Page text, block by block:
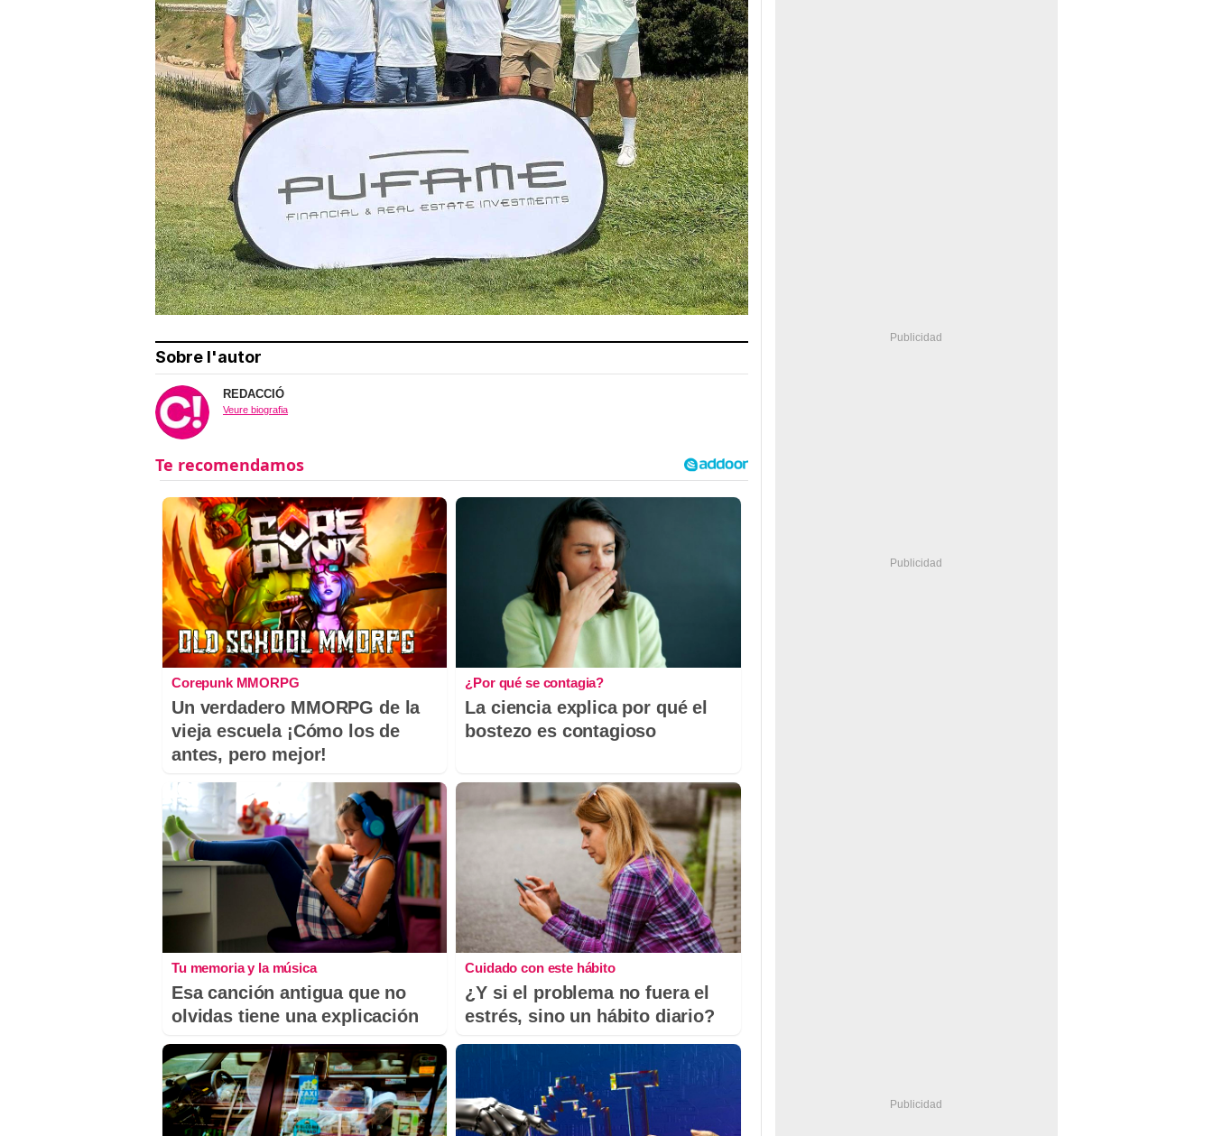
Sobre l'autor
REDACCIÓ
Veure biografia
Corepunk MMORPG
Un verdadero MMORPG de la
vieja escuela ¡Cómo los de
antes, pero mejor!
¿Por qué se contagia?
La ciencia explica por qué el
bostezo es contagioso
Tu memoria y la música
Esa canción antigua que no
olvidas tiene una explicación
Cuidado con este hábito
¿Y si el problema no fuera el
estrés, sino un hábito diario?